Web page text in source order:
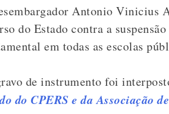
Antonio Vinicius
do Estado contra a
em todas as escolas
de instrumento foi
do CPERS e da Associação